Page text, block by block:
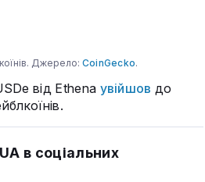
Джерело: CoinGecko.
від Ethena увійшов до
в соціальних